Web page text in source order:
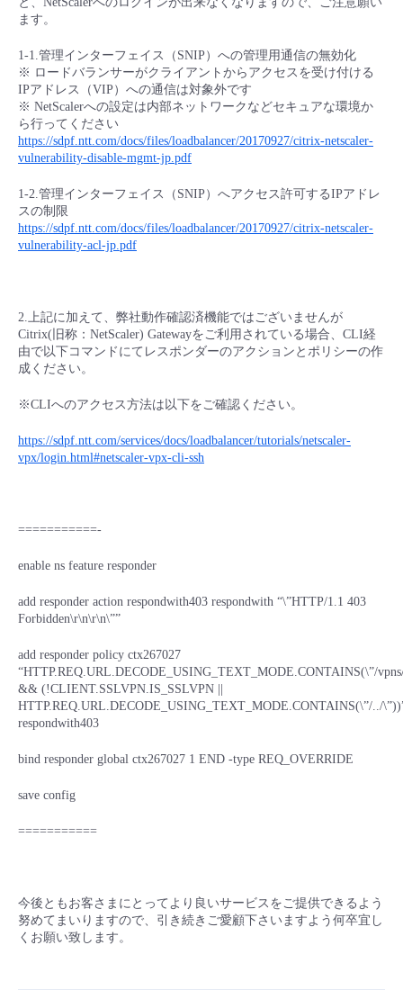
ます。
1-1.管理インターフェイス（SNIP）への管理用通信の無効化
※ ロードバランサーがクライアントからアクセスを受け付ける
IPアドレス（VIP）への通信は対象外です
※ NetScalerへの設定は内部ネットワークなどセキュアな環境か
ら行ってください
https://sdpf.ntt.com/docs/files/loadbalancer/20170927/citrix-netscaler-
vulnerability-disable-mgmt-jp.pdf
1-2.管理インターフェイス（SNIP）へアクセス許可するIPアドレ
スの制限
https://sdpf.ntt.com/docs/files/loadbalancer/20170927/citrix-netscaler-
vulnerability-acl-jp.pdf
2.上記に加えて、弊社動作確認済機能ではございませんが
Citrix(旧称：NetScaler) Gatewayをご利用されている場合、CLI経
由で以下コマンドにてレスポンダーのアクションとポリシーの作
成ください。
※CLIへのアクセス方法は以下をご確認ください。
https://sdpf.ntt.com/services/docs/loadbalancer/tutorials/netscaler-
vpx/login.html#netscaler-vpx-cli-ssh
===========-
enable ns feature responder
add responder action respondwith403 respondwith “\”HTTP/1.1 403
Forbidden\r\n\r\n\””
add responder policy ctx267027
“HTTP.REQ.URL.DECODE_USING_TEXT_MODE.CONTAINS(\”/
&& (!CLIENT.SSLVPN.IS_SSLVPN ||
HTTP.REQ.URL.DECODE_USING_TEXT_MODE.CONTAINS(\”/../
respondwith403
bind responder global ctx267027 1 END -type REQ_OVERRIDE
save config
===========
今後ともお客さまにとってより良いサービスをご提供できるよう
努めてまいりますので、引き続きご愛顧下さいますよう何卒宜し
くお願い致します。